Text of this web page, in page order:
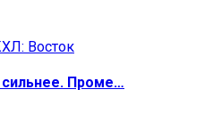
сильнее. Проме…